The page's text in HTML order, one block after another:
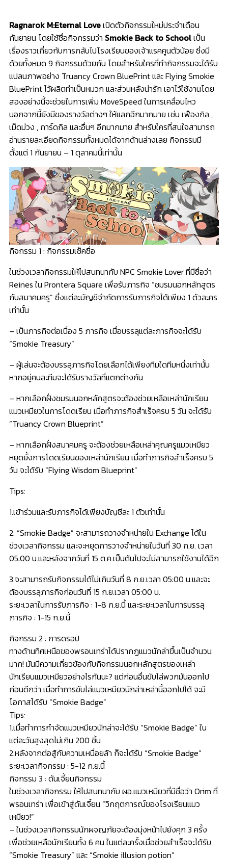
Ragnarok M:Eternal Loveเปิดตัวกิจกรรมใหม่ประจำเดือน
กันยายน โดยใช้ชื่อกิจกรรมว่า Smokie Back to Schoolเป็น
เรื่องราวเกี่ยวกับการกลับไปโรงเรียนของเจ้าแรคคูนตัวน้อย ซึ่งมี
ด้วยทั้งหมด 9 กิจกรรมด้วยกัน โดยสำหรับใครที่ทำกิจกรรมจะได้รับ
แปลนภาพอย่าง Truancy Crown BluePrint และ Flying Smokie
BluePrint ไว้ผลิตทำเป็นหมวก และส่วนหลังน่ารัก เอาไว้ใช้งานโดย
สองอย่างนี้จะช่วยในการเพิ่ม MoveSpeed ในการเคลื่อนไหว
นอกจากนี้ยังมีของรางวัลต่างๆ ให้แลกอีกมากมาย เช่น เฟืองกิล ,
เม็ดม่วง , การ์ดกิล และอื่นๆ อีกมากมาย สำหรับใครที่สนใจสามารถ
อ่านรายละเอียดกิจกรรมทั้งหมดได้จากด้านล่างเลย กิจกรรมมี
ตั้งแต่ 1 กันยายน – 1 ตุลาคมนี้เท่านั้น
กิจกรรม 1 : กิจกรรมเช็คชื่อ
ในช่วงเวลากิจกรรมให้ไปสนทนากับ NPC Smokie Lover ที่มีชื่อว่า
Reines ใน Prontera Square เพื่อรับภารกิจ “ชมรมนอกหลักสูตร
กับสมาคมครู” ซึ่งแต่ละบัญชีจำกัดการรับภารกิจได้เพียง 1 ตัวละคร
เท่านั้น
– เป็นภารกิจต่อเนื่อง 5 ภารกิจ เมื่อบรรลุแต่ละภารกิจจะได้รับ
“Smokie Treasury”
– ผู้เล่นจะต้องบรรลุภารกิจโดยเลือกได้เพียงทีมใดทีมหนึ่งเท่านั้น
หากอยู่คนละทีมจะได้รับรางวัลที่แตกต่างกัน
– หากเลือกฝั่งชมรมนอกหลักสูตรจะต้องช่วยเหลือเหล่านักเรียน
แมวเหมียวในการโดดเรียน เมื่อทำภารกิจสำเร็จครบ 5 วัน จะได้รับ
“Truancy Crown Blueprint”
– หากเลือกฝั่งสมาคมครู จะต้องช่วยเหลือเหล่าคุณครูแมวเหมียว
หยุดยั้งการโดดเรียนของเหล่านักเรียน เมื่อทำภารกิจสำเร็จครบ 5
วัน จะได้รับ “Flying Wisdom Blueprint”
Tips:
1.เข้าร่วมและรับภารกิจได้เพียงบัญชีละ 1 ตัวเท่านั้น
2. “Smokie Badge” จะสามารถวางจำหน่ายใน Exchange ได้ใน
ช่วงเวลากิจกรรม และจะหยุดการวางจำหน่ายในวันที่ 30 ก.ย. เวลา
05:00 น.และหลังจากวันที่ 15 ต.ค.เป็นต้นไปจะไม่สามารถใช้งานได้อีก
3.จะสามารถรับกิจกรรมได้ไม่เกินวันที่ 8 ก.ย.เวลา 05:00 น.และจะ
ต้องบรรลุภารกิจก่อนวันที่ 15 ก.ย.เวลา 05:00 น.
ระยะเวลาในการรับภารกิจ : 1-8 ก.ย.นี้ และระยะเวลาในการบรรลุ
ภารกิจ : 1-15 ก.ย.นี้
กิจกรรม 2 : การดรอป
ทางด้านทิศเหนือของพรอนเทร่าได้ปรากฏแมวนักล่าขึ้นเป็นจำนวน
มาก! มันมีความเกี่ยวข้องกับกิจกรรมนอกหลักสูตรของเหล่า
นักเรียนแมวเหมียวอย่างไรกันนะ? แต่ก่อนอื่นขับไล่พวกมันออกไป
ก่อนดีกว่า เมื่อทำการขับไล่แมวเหมียวนักล่าเหล่านี้ออกไปได้ จะมี
โอกาสได้รับ “Smokie Badge”
Tips:
1.เมื่อทำการกำจัดแมวเหมียวนักล่าจะได้รับ “Smokie Badge” ใน
แต่ละวันสูงสุดไม่เกิน 200 ชิ้น
2.หลังจากต่อสู้กับความเหนื่อยล้า ก็จะได้รับ “Smokie Badge”
ระยะเวลากิจกรรม : 5-12 ก.ย.นี้
กิจกรรม 3 : ดันเจี้ยนกิจกรรม
ในช่วงเวลากิจกรรม ให้ไปสนทนากับ ผอ.แมวเหมียวที่มีชื่อว่า Orim ที่
พรอนเทร่า เพื่อเข้าสู่ดันเจี้ยน “วิกฤตการณ์ของโรงเรียนแมว
เหมียว!”
– ในช่วงเวลากิจกรรมนักผจญภัยจะต้องมุ่งหน้าไปยังคุก 3 ครั้ง
เพื่อช่วยเหลือนักเรียนทั้ง 6 คน ในแต่ละครั้งเมื่อช่วยสำเร็จจะได้รับ
“Smokie Treasury” และ “Smokie illusion potion”